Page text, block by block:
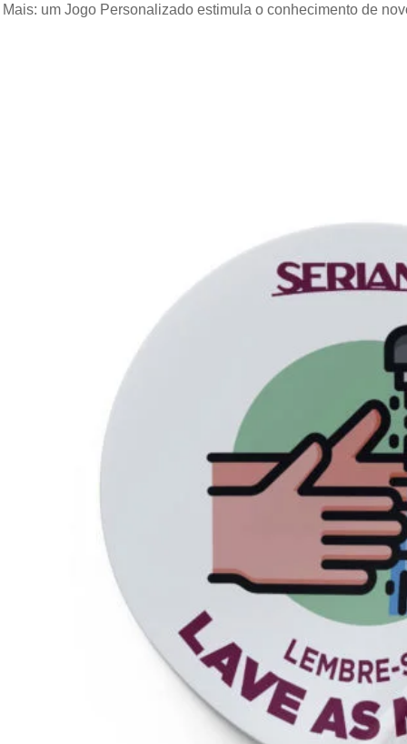
Mais: um Jogo Personalizado estimula o conhecimento de